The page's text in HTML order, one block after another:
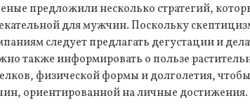
предложили несколько стратегий,
для мужчин. Поскольку
следует предлагать дегустации и
также информировать о пользе
физической формы и долголетия,
ориентированной на личные достижения.